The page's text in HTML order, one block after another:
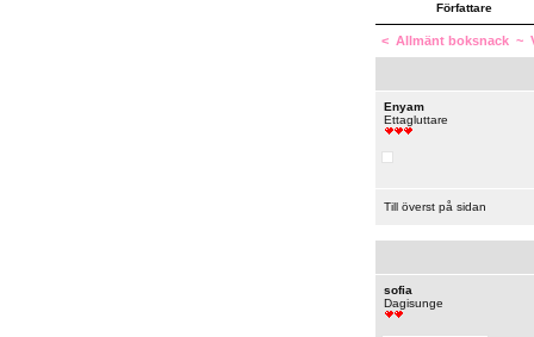
Författare
< Allmänt boksnack~
Enyam
Ettagluttare
Till överst på sidan
sofia
Dagisunge